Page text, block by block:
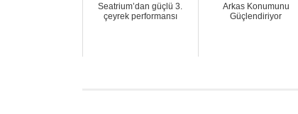
Seatrium’dan güçlü 3.
çeyrek performansı
Arkas Konumunu
Güçlendiriyor